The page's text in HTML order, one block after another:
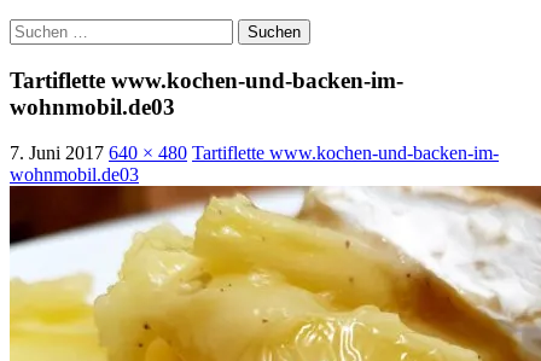
Suchen
nach:
Tartiflette www.kochen-und-backen-im-
wohnmobil.de03
7. Juni 2017 640 × 480 Tartiflette www.kochen-und-backen-im-
wohnmobil.de03